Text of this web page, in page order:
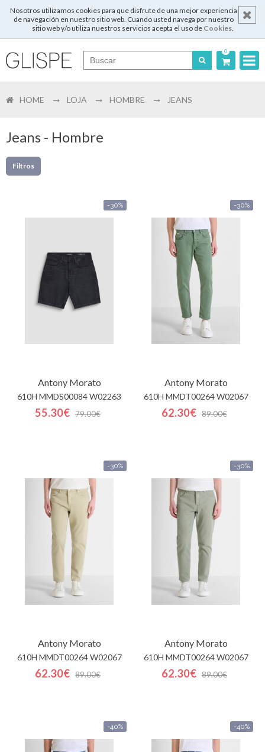
Nosotros utilizamos cookies para que disfrute de una mejor experiencia
de navegación en nuestro sitio web. Cuando usted navega por nuestro
sitio web y/o utiliza nuestros servicios acepta el uso de Cookies.
0
English
Registrar
Mi
cesta
Facebook
Quienes
somos
HOME LOJA HOMBRE JEANS
Jeans - Hombre
Filtros
-30%
Antony Morato
610H MMDS00084 W02263
55.30€ 79.00€
-30%
Antony Morato
610H MMDT00264 W02067
62.30€ 89.00€
-30%
Antony Morato
610H MMDT00264 W02067
62.30€ 89.00€
-30%
Antony Morato
610H MMDT00264 W02067
62.30€ 89.00€
-40% -40%